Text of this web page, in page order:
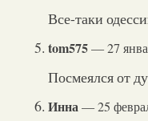
Все-таки
tom575— 27
Посмеялся от
Инна— 25